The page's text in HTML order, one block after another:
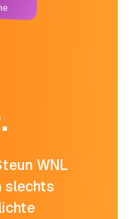
WNL
slechts